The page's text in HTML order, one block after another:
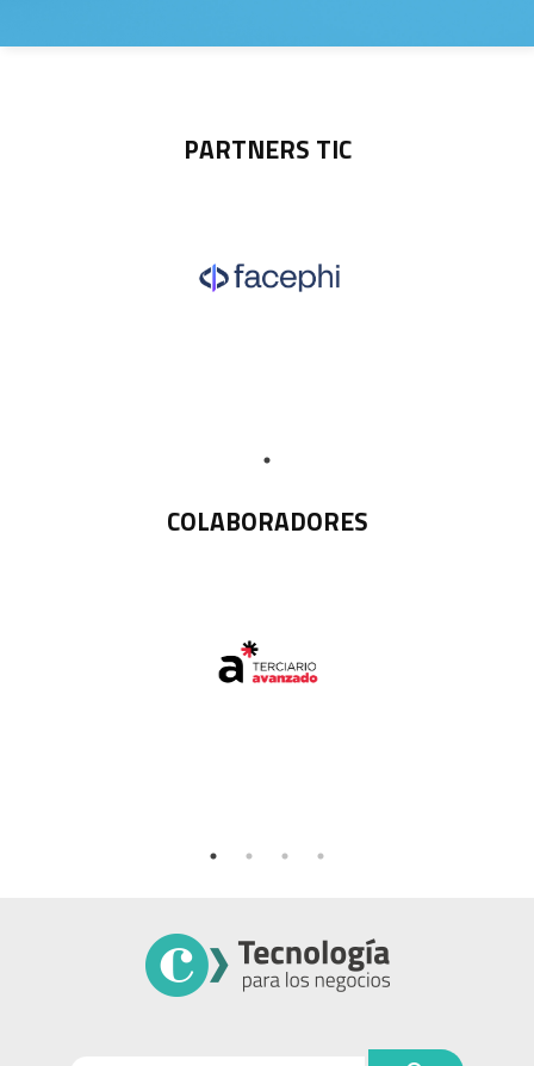
PARTNERS TIC
COLABORADORES